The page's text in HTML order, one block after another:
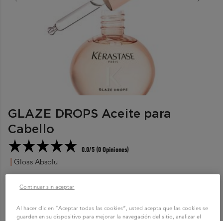
GLAZE DROPS Aceite para
Cabello
0.0/5 (0 Opiniones)
Gloss Absolu
Brillo y suavidad intensos sin dejar el cabello pesado, para
cabello largo con tendencia al frizz.
45ml
Al hacer clic en “Aceptar todas las cookies”, usted acepta que las cookies se
guarden en su dispositivo para mejorar la navegación del sitio, analizar el
Continuar sin aceptar